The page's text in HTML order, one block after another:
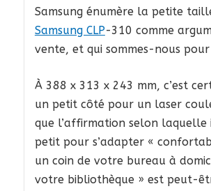
Samsung énumère la petite
Samsung CLP-310 comme
vente, et qui sommes-nous
À 388 x 313 x 243 mm, c’est
un petit côté pour un laser
que l’affirmation selon laquelle
petit pour s’adapter «
un coin de votre bureau à
votre bibliothèque » est peut-